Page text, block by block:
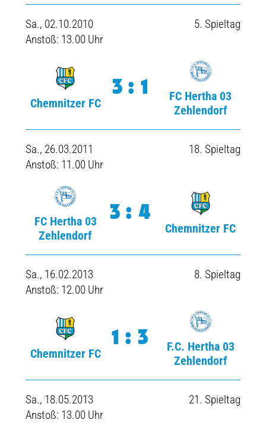
Sa., 02.10.2010
Anstoß: 13.00 Uhr
5. Spieltag
Chemnitzer FC
3:1
FC Hertha 03
Zehlendorf
Sa., 26.03.2011
Anstoß: 11.00 Uhr
18. Spieltag
FC Hertha 03
Zehlendorf
3:4
Chemnitzer FC
Sa., 16.02.2013
Anstoß: 12.00 Uhr
8. Spieltag
Chemnitzer FC
1:3
F.C. Hertha 03
Zehlendorf
Sa., 18.05.2013
Anstoß: 13.00 Uhr
21. Spieltag